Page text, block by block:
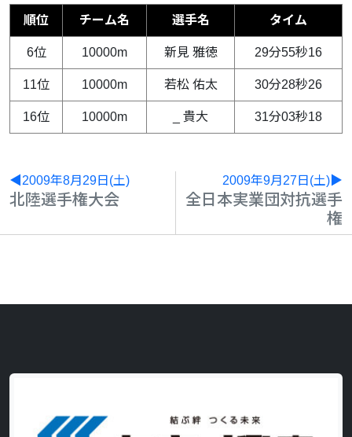
順位 チーム名 選手名 タイム
6位 10000m 新見 雅徳 29分55秒16
11位 10000m 若松 佑太 30分28秒26
16位 10000m _ 貴大 31分03秒18
◀2009年8月29日(土)
北陸選手権大会
2009年9月27日(土)▶
全日本実業団対抗選手
権